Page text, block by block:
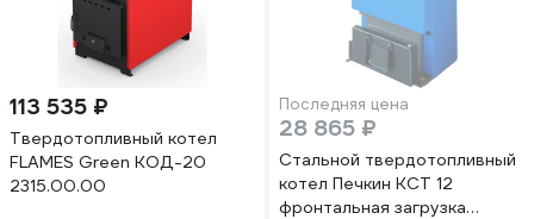
113 535 ₽
Твердотопливный котел
FLAMES Green КОД-20
2315.00.00
Последняя цена
28 865 ₽
Стальной твердотопливный
котел Печкин КСТ 12
фронтальная загрузка